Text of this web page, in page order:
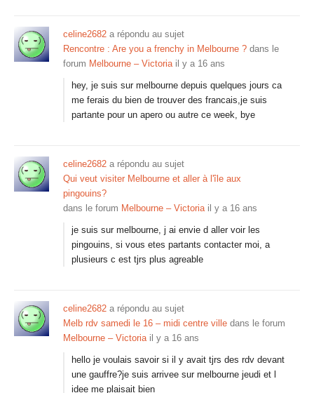
celine2682 a répondu au sujet
Rencontre : Are you a frenchy in Melbourne ? dans le
forum Melbourne – Victoria il y a 16 ans
hey, je suis sur melbourne depuis quelques jours ca
me ferais du bien de trouver des francais,je suis
partante pour un apero ou autre ce week, bye
celine2682 a répondu au sujet
Qui veut visiter Melbourne et aller à l'île aux
pingouins?
dans le forum Melbourne – Victoria il y a 16 ans
je suis sur melbourne, j ai envie d aller voir les
pingouins, si vous etes partants contacter moi, a
plusieurs c est tjrs plus agreable
celine2682 a répondu au sujet
Melb rdv samedi le 16 – midi centre ville dans le forum
Melbourne – Victoria il y a 16 ans
hello je voulais savoir si il y avait tjrs des rdv devant
une gauffre?je suis arrivee sur melbourne jeudi et l
idee me plaisait bien